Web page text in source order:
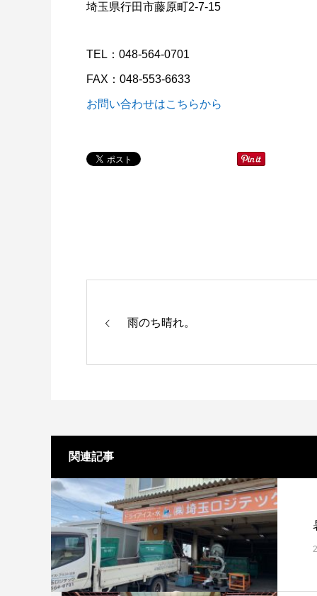
2026.06.30
埼玉県行田市藤原町2-7-15
TEL：048-564-0701
FAX：048-553-6633
お問い合わせはこちらから
雨のち晴れ。
関連記事